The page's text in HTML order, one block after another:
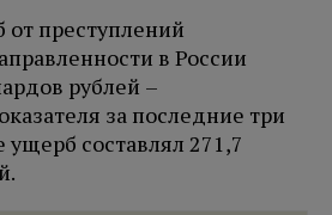
от преступлений
в России
рублей –
за последние три
ущерб составлял 271,7